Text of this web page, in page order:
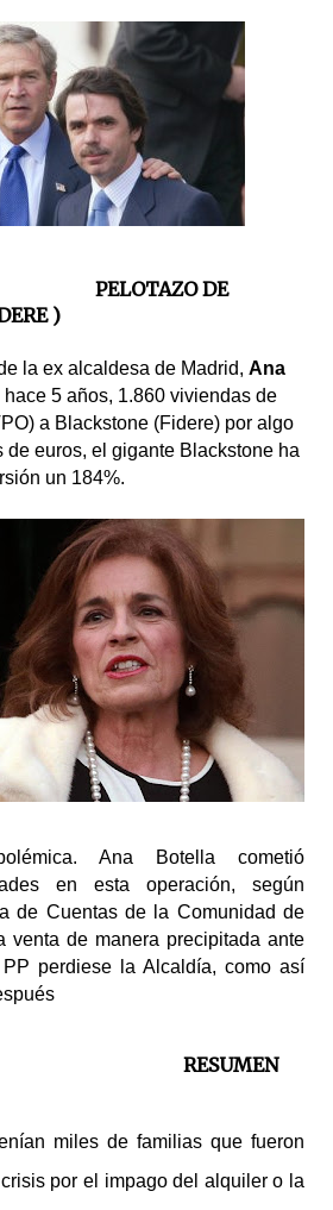
DE
)
la ex alcaldesa de Madrid, Ana
hace 5 años, 1.860 viviendas de
a Blackstone (Fidere) por algo
de euros, el gigante Blackstone ha
un 184%.
Ana Botella cometió
en esta operación, según
de Cuentas de la Comunidad de
venta de manera precipitada ante
perdiese la Alcaldía, como así
miles de familias que fueron
por el impago del alquiler o la